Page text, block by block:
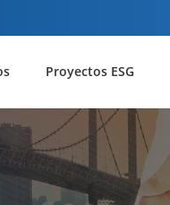
Proyectos ESG